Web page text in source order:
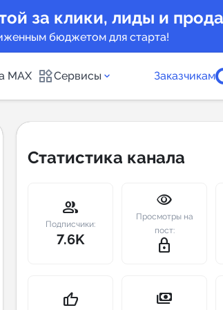
за клики, лиды и
бюджетом для старта!
MAX Сервисы
New
Заказчикам
Статистика канала
group
Подписчики:
7.6K
visibility
Просмотры на
пост:
lock_outline
thumb_up payments